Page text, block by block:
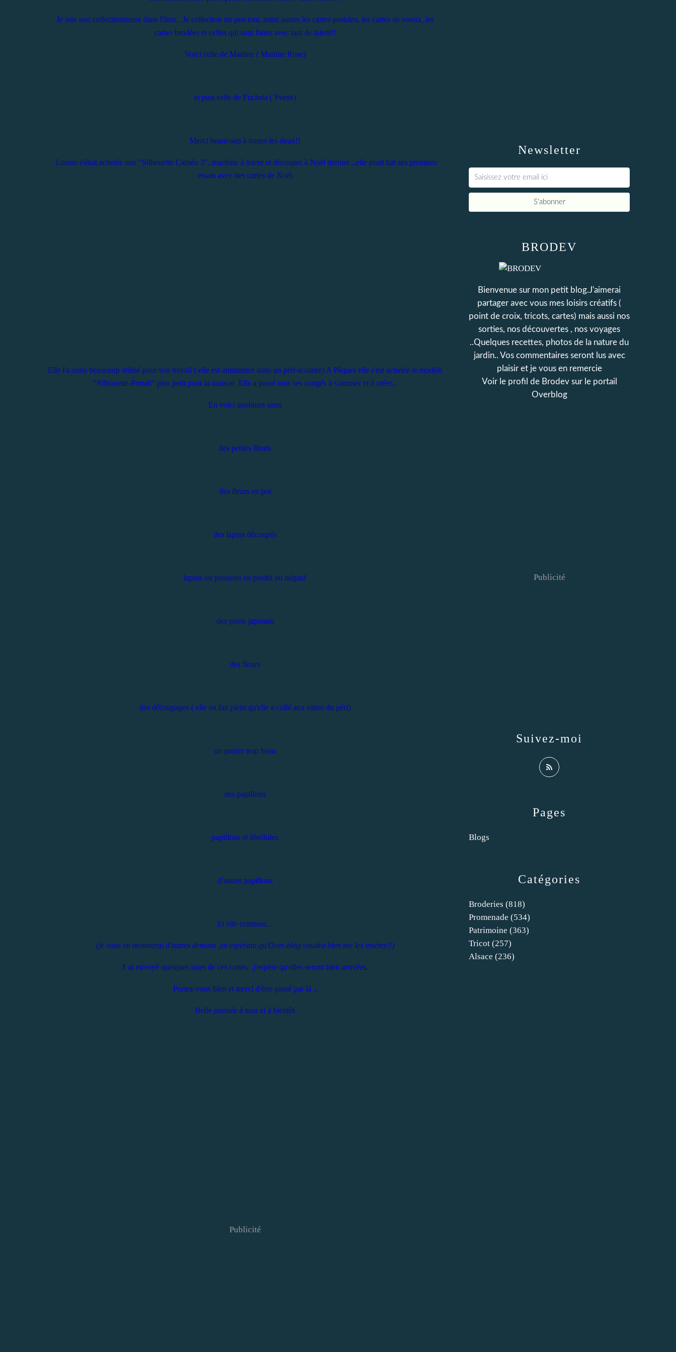
Je suis une collectionneuse dans l'âme.. Je collection un peu tout..entre autres les cartes postales, les cartes de voeux, les
cartes brodées et celles qui sont faites avec tant de talent!!
Voici celle de Martine ( Martine Rose)
et puis celle de Fuchsia ( Yvette)
Merci beaucoup à toutes les deux!!
Louise s'était achetée une "Silhouette Caméo 3", machine à tracer et découper à Noël dernier ..elle avait fait ses premiers
essais avec des cartes de Noël
Elle l'a aussi beaucoup utilisé pour son travail ( elle est animatrice dans un péri-scolaire) A Pâques elle s'est achetée le modèle
"Silhouette-Portait" plus petit pour la maison .Elle a passé tous ses congés à s'amuser et à créer...
En voici quelques unes
des petites fleurs
des fleurs en pot
des lapins découpés
lapins ou poussins en positif ou négatif
des ponts japonais
des fleurs
des découpages ( elle en fait plein qu'elle a collé aux vitres du péri)
un panier trop beau
des papillons
papillons et libellules
d'autres papillons
Et elle continue...
(je vous en montrerai d'autres demain ,en espérant qu'Over-blog voudra bien me les insérer!!)
J' ai envoyé quelques unes de ces cartes ,j'espère qu'elles seront bien arrivées.
Portez-vous bien et merci d'être passé par là ..
Belle journée à tous et à bientôt
Publicité
Newsletter
Catégories
Broderies (818)
Promenade (534)
Patrimoine (363)
Tricot (257)
Alsace (236)
Pages
Blogs
BRODEV
Bienvenue sur mon petit blog.J'aimerai
partager avec vous mes loisirs créatifs (
point de croix, tricots, cartes) mais aussi nos
sorties, nos découvertes , nos voyages
..Quelques recettes, photos de la nature du
jardin.. Vos commentaires seront lus avec
plaisir et je vous en remercie
Voir le profil de Brodevsur le portail
Overblog
Suivez-moi
Publicité